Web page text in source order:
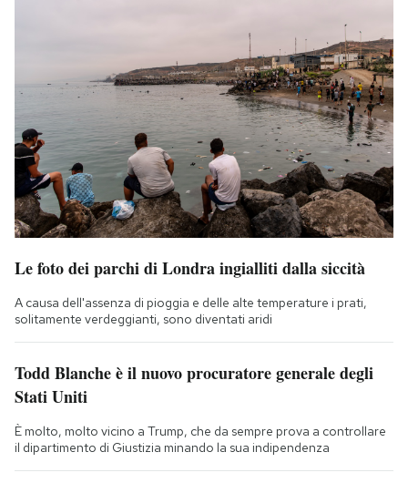
Le foto dei parchi di Londra ingialliti dalla siccità
A causa dell'assenza di pioggia e delle alte temperature i prati,
solitamente verdeggianti, sono diventati aridi
Todd Blanche è il nuovo procuratore generale degli
Stati Uniti
È molto, molto vicino a Trump, che da sempre prova a controllare
il dipartimento di Giustizia minando la sua indipendenza